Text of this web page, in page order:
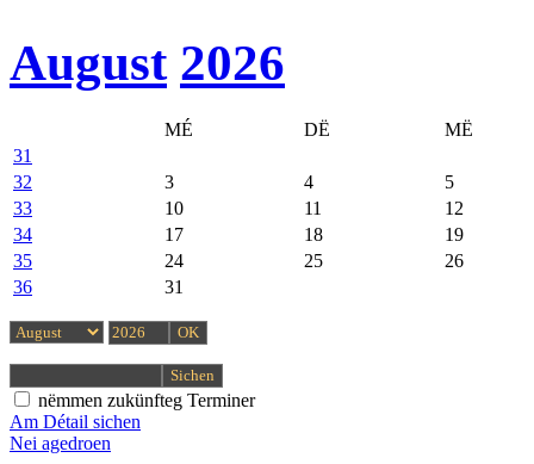
August 2026
MÉ DË
MË
31
32
3 4
5
33
10 11
12
34
17 18
19
35
24 25
26
36
31
nëmmen zukünfteg Terminer
Am Détail sichen
Nei agedroen